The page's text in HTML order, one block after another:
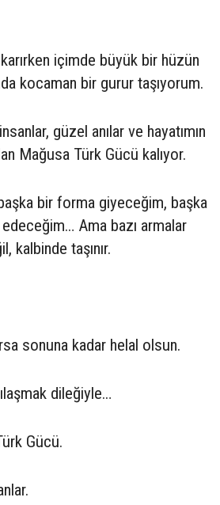
içimde büyük bir hüzün
kocaman bir gurur taşıyorum.
güzel anılar ve hayatımın
Mağusa Türk Gücü kalıyor.
bir forma giyeceğim, başka
Ama bazı armalar
kalbinde taşınır.
sonuna kadar helal olsun.
dileğiyle…
Gücü.